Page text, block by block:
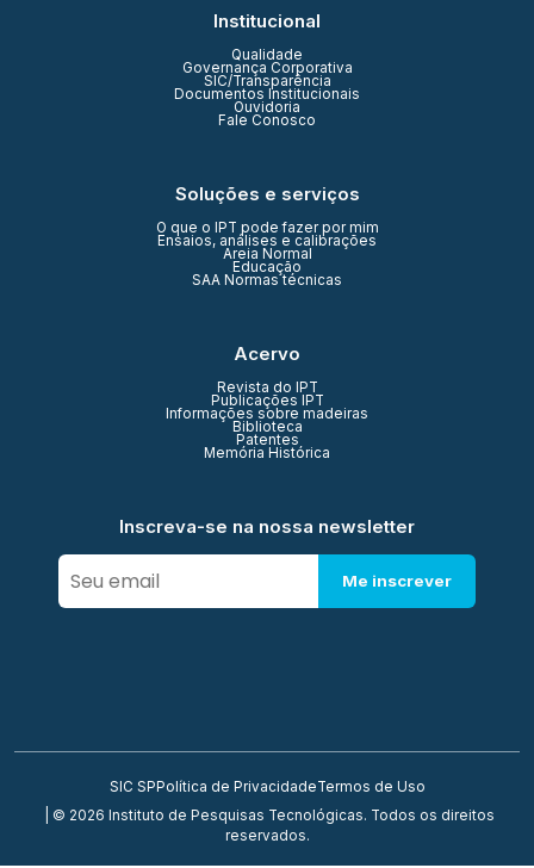
Institucional
Qualidade
Governança Corporativa
SIC/Transparência
Documentos Institucionais
Ouvidoria
Fale Conosco
Soluções e serviços
O que o IPT pode fazer por mim
Ensaios, análises e calibrações
Areia Normal
Educação
SAA Normas técnicas
Acervo
Revista do IPT
Publicações IPT
Informações sobre madeiras
Biblioteca
Patentes
Memória Histórica
Inscreva-se na nossa newsletter
Me inscrever
SIC SP Política de PrivacidadeTermos de Uso
| © 2026 Instituto de Pesquisas Tecnológicas. Todos os direitos
reservados.